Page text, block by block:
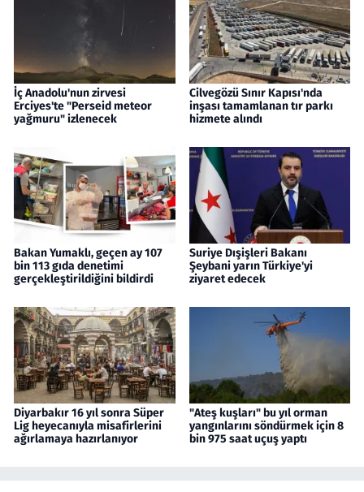
İç Anadolu'nun zirvesi
Erciyes'te "Perseid meteor
yağmuru" izlenecek
Cilvegözü Sınır Kapısı'nda
inşası tamamlanan tır parkı
hizmete alındı
Bakan Yumaklı, geçen ay 107
bin 113 gıda denetimi
gerçekleştirildiğini bildirdi
Suriye Dışişleri Bakanı
Şeybani yarın Türkiye'yi
ziyaret edecek
Diyarbakır 16 yıl sonra Süper
Lig heyecanıyla misafirlerini
ağırlamaya hazırlanıyor
"Ateş kuşları" bu yıl orman
yangınlarını söndürmek için 8
bin 975 saat uçuş yaptı